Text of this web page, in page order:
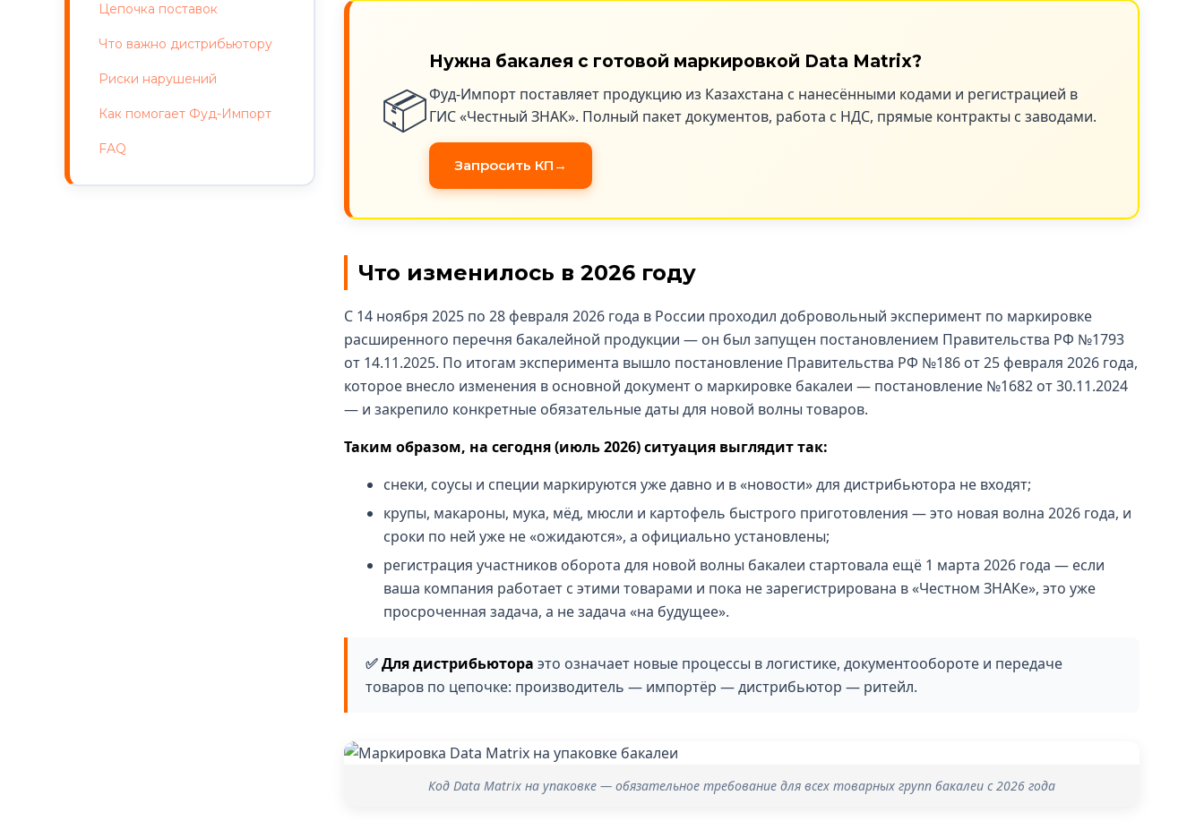
Цепочка поставок
Что важно дистрибьютору
Риски нарушений
Как помогает Фуд-Импорт
FAQ
📦
Нужна бакалея с готовой маркировкой Data Matrix?
Фуд-Импорт поставляет продукцию из Казахстана с нанесёнными кодами и регистрацией в
ГИС «Честный ЗНАК». Полный пакет документов, работа с НДС, прямые контракты с заводами.
Запросить КП
Что изменилось в 2026 году
С 14 ноября 2025 по 28 февраля 2026 года в России проходил добровольный эксперимент по маркировке
расширенного перечня бакалейной продукции — он был запущен постановлением Правительства РФ №1793
от 14.11.2025. По итогам эксперимента вышло постановление Правительства РФ №186 от 25 февраля 2026 года,
которое внесло изменения в основной документ о маркировке бакалеи — постановление №1682 от 30.11.2024
— и закрепило конкретные обязательные даты для новой волны товаров.
Таким образом, на сегодня (июль 2026) ситуация выглядит так:
снеки, соусы и специи маркируются уже давно и в «новости» для дистрибьютора не входят;
крупы, макароны, мука, мёд, мюсли и картофель быстрого приготовления — это новая волна 2026 года, и
сроки по ней уже не «ожидаются», а официально установлены;
регистрация участников оборота для новой волны бакалеи стартовала ещё 1 марта 2026 года — если
ваша компания работает с этими товарами и пока не зарегистрирована в «Честном ЗНАКе», это уже
просроченная задача, а не задача «на будущее».
Для дистрибьютора это означает новые процессы в логистике, документообороте и передаче
товаров по цепочке: производитель — импортёр — дистрибьютор — ритейл.
Код Data Matrix на упаковке — обязательное требование для всех товарных групп бакалеи с 2026 года